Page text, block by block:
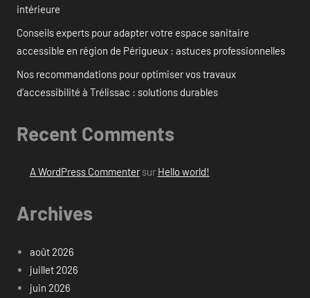
intérieure
Conseils experts pour adapter votre espace sanitaire
accessible en région de Périgueux : astuces professionnelles
Nos recommandations pour optimiser vos travaux
d’accessibilité à Trélissac : solutions durables
Recent Comments
A WordPress Commentersur Hello world!
Archives
août 2026
juillet 2026
juin 2026